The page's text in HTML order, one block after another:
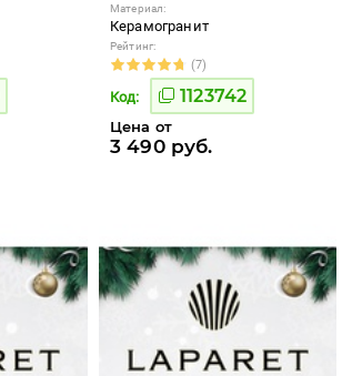
Материал:
Керамогранит
Рейтинг:
(7)
Код: 1123742
Цена от
3 490 руб.